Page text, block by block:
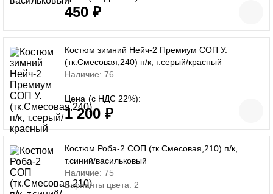
450 ₽
Костюм зимний Нейч-2 Премиум СОП У.
(тк.Смесовая,240) п/к, т.серый/красный
Наличие: 76
Цена (с НДС 22%):
1 200 ₽
Костюм Роба-2 СОП (тк.Смесовая,210) п/к,
т.синий/васильковый
Наличие: 75
Варианты цвета: 2